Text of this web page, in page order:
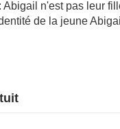
Abigail n'est pas leur
de la jeune